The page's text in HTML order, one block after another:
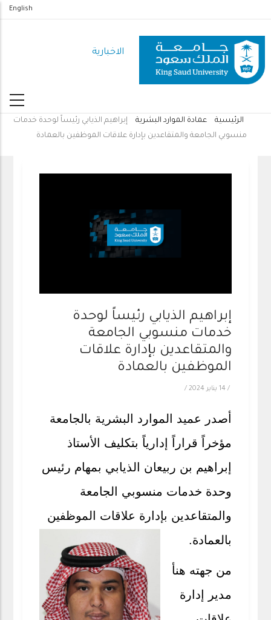
المحتوى
الرئيسي
English
الاخبارية
مسار
الرئيسية عمادة الموارد البشرية
إبراهيم الذيابي رئيساً لوحدة خدمات
منسوبي الجامعة والمتقاعدين بإدارة علاقات الموظفين بالعمادة
إبراهيم الذيابي رئيساً لوحدة
خدمات منسوبي الجامعة
والمتقاعدين بإدارة علاقات
الموظفين بالعمادة
/14 يناير 2024 /
أصدر عميد الموارد البشرية بالجامعة
مؤخراً قراراً إدارياً بتكليف الأستاذ
إبراهيم بن ربيعان الذيابي بمهام رئيس
وحدة خدمات منسوبي الجامعة
والمتقاعدين بإدارة علاقات الموظفين
بالعمادة.
من جهته هنأ
مدير إدارة